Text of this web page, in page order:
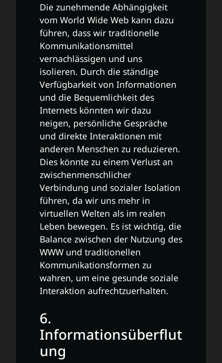
Die zunehmende Abhängigkeit
vom World Wide Web kann dazu
führen, dass wir traditionelle
Kommunikationsmittel
vernachlässigen und uns
isolieren. Durch die ständige
Verfügbarkeit von Informationen
und die Bequemlichkeit des
Internets könnten wir dazu
neigen, persönliche Gespräche
und direkte Interaktionen mit
anderen Menschen zu reduzieren.
Dies könnte zu einem Verlust an
zwischenmenschlicher
Verbindung und sozialer Isolation
führen, da wir uns mehr in
virtuellen Welten als im realen
Leben bewegen. Es ist wichtig, die
Balance zwischen der Nutzung des
WWW und traditionellen
Kommunikationsformen zu
wahren, um eine gesunde soziale
Interaktion aufrechtzuerhalten.
6.
Informationsüberflut
ung